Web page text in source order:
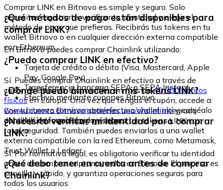
Comprar LINK en Bitnovo es simple y seguro. Solo
necesitas registrarte, verificar tu identidad y elegir el
método de pago que prefieras. Recibirás tus tokens en tu
wallet Bitnovo o en cualquier dirección externa compatible
con Ethereum.
¿Qué métodos de pago están disponibles para
comprar LINK?
En Bitnovo puedes comprar Chainlink utilizando:
Tarjeta de crédito o débito (Visa, Mastercard, Apple
Pay, Google Pay)
Transferencia bancaria SEPA o SEPA Instant
Efectivo mediante cupones Bitnovo
¿Puedo comprar LINK en efectivo?
Sí. Puedes comprar Chainlink en efectivo a través de
cupones Bitnovo, disponibles en más de40.000 puntos
físicosen Europa. Una vez que tengas el cupón, accede a:
www.bitnovo.com/comprar/efectivo/chainlink/y canjéalo
por LINK de forma rápida y segura.
¿Dónde puedo almacenar mis tokens LINK?
Con tu cuenta Bitnovo obtienes una wallet integrada
donde puedes guardar y gestionar tus tokens LINK con
total seguridad. También puedes enviarlos a una wallet
externa compatible con la red Ethereum, como Metamask,
Trust Wallet o Ledger.
¿Necesito verificar mi identidad para comprar
LINK?
Sí. Por normativa legal, es obligatorio verificar tu identidad
antes de comprar criptomonedas en Bitnovo. El proceso es
sencillo y rápido, y garantiza operaciones seguras para
todos los usuarios.
¿Qué debo tener en cuenta antes de comprar
Chainlink?